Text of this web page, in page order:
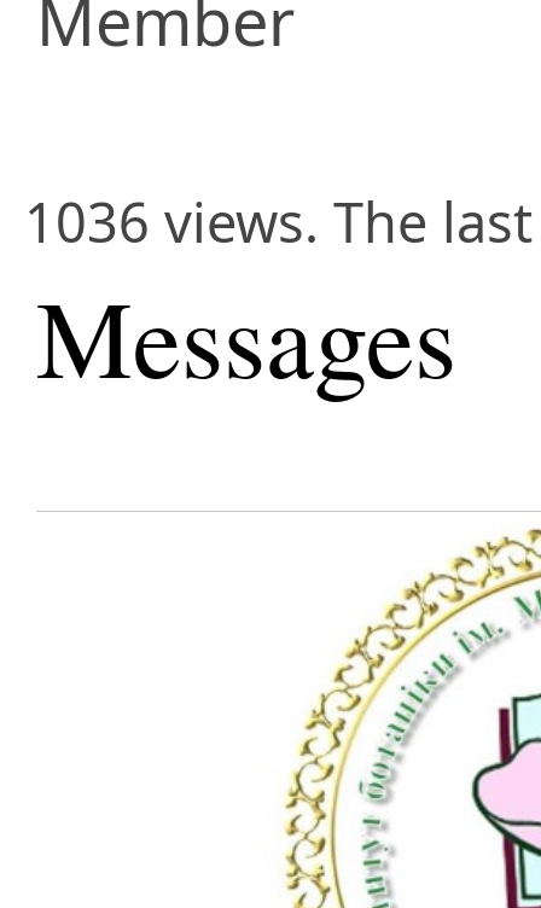
Member
1036 views. The
Messages